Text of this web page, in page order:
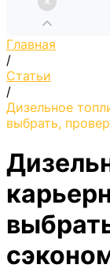
Главная
/
Статьи
/
Дизельное
выбрать,